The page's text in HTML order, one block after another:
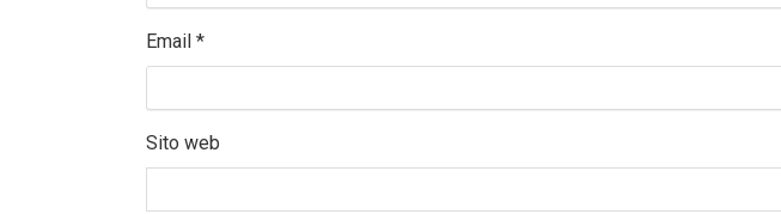
Email *
Sito web